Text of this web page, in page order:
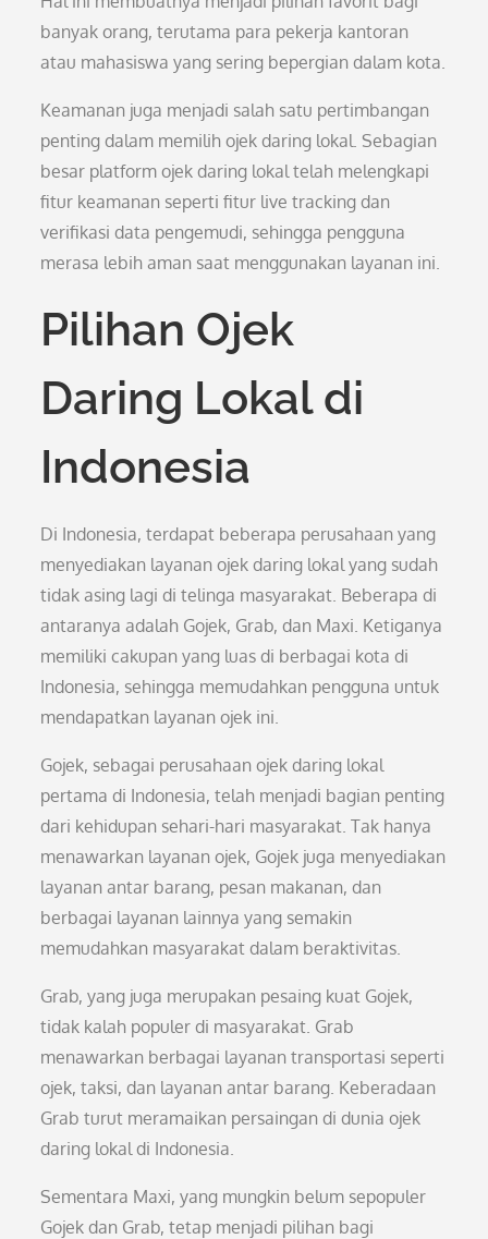
banyak orang, terutama para pekerja kantoran
atau mahasiswa yang sering bepergian dalam kota.
Keamanan juga menjadi salah satu pertimbangan
penting dalam memilih ojek daring lokal. Sebagian
besar platform ojek daring lokal telah melengkapi
fitur keamanan seperti fitur live tracking dan
verifikasi data pengemudi, sehingga pengguna
merasa lebih aman saat menggunakan layanan ini.
Pilihan Ojek
Daring Lokal di
Indonesia
Di Indonesia, terdapat beberapa perusahaan yang
menyediakan layanan ojek daring lokal yang sudah
tidak asing lagi di telinga masyarakat. Beberapa di
antaranya adalah Gojek, Grab, dan Maxi. Ketiganya
memiliki cakupan yang luas di berbagai kota di
Indonesia, sehingga memudahkan pengguna untuk
mendapatkan layanan ojek ini.
Gojek, sebagai perusahaan ojek daring lokal
pertama di Indonesia, telah menjadi bagian penting
dari kehidupan sehari-hari masyarakat. Tak hanya
menawarkan layanan ojek, Gojek juga menyediakan
layanan antar barang, pesan makanan, dan
berbagai layanan lainnya yang semakin
memudahkan masyarakat dalam beraktivitas.
Grab, yang juga merupakan pesaing kuat Gojek,
tidak kalah populer di masyarakat. Grab
menawarkan berbagai layanan transportasi seperti
ojek, taksi, dan layanan antar barang. Keberadaan
Grab turut meramaikan persaingan di dunia ojek
daring lokal di Indonesia.
Sementara Maxi, yang mungkin belum sepopuler
Gojek dan Grab, tetap menjadi pilihan bagi